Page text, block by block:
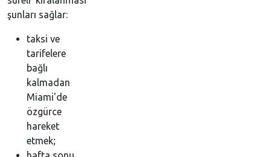
şunları sağlar:
taksi ve
tarifelere
bağlı
kalmadan
Miami'de
özgürce
hareket
etmek;